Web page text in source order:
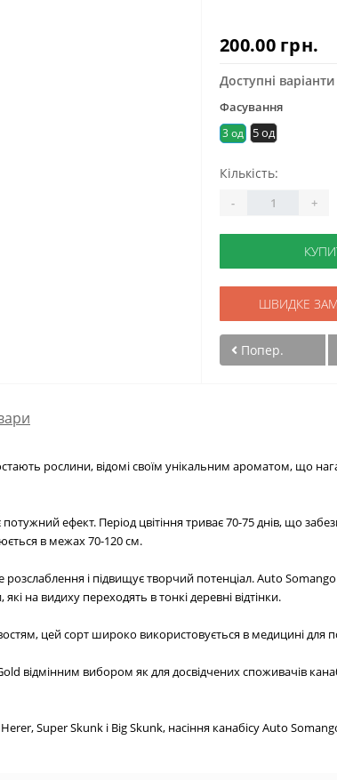
200.00 грн.
Доступні варіанти
Фасування
3 од 5 од
Кількість:
- +
ШВИДКЕ
Попер.
рослини, відомі своїм унікальним ароматом, що
ефект. Період цвітіння триває 70-75 днів, що
в межах 70-120 см.
і підвищує творчий потенціал. Auto
на видиху переходять в тонкі деревні відтінки.
цей сорт широко використовується в медицині
відмінним вибором як для досвідчених споживачів
Herer, Super Skunk і Big Skunk, насіння канабісу Auto